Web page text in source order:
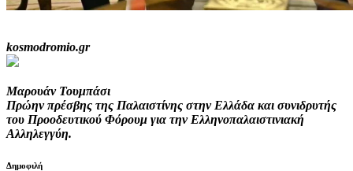
kosmodromio.gr
Μαρουάν Τουμπάσι
Πρώην πρέσβης της Παλαιστίνης στην Ελλάδα και συνιδρυτής
του Προοδευτικού Φόρουμ για την Ελληνοπαλαιστινιακή
Αλληλεγγύη.
Δημοφιλή